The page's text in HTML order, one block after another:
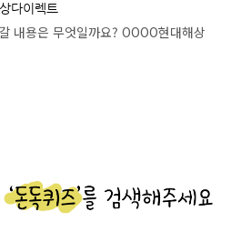
다이렉트
내용은 무엇일까요? OOOO현대해상